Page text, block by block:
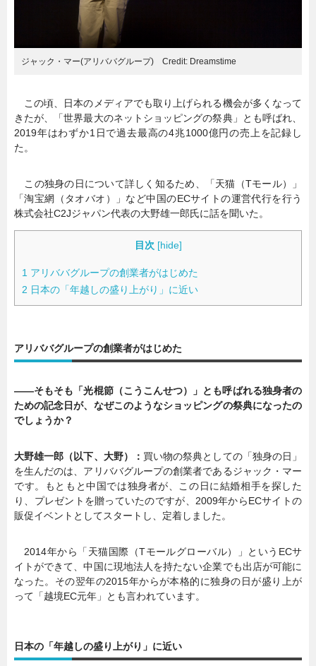
ジャック・マー(アリババグループ) Credit: Dreamstime
この頃、日本のメディアでも取り上げられる機会が多くなって
きたが、「世界最大のネットショッピングの祭典」とも呼ばれ、
2019年はわずか1日で過去最高の4兆1000億円の売上を記録し
た。
この独身の日について詳しく知るため、「天猫（Tモール）」
「淘宝網（タオバオ）」など中国のECサイトの運営代行を行う
株式会社C2Jジャパン代表の大野雄一郎氏に話を聞いた。
目次 [hide]
1 アリババグループの創業者がはじめた
2 日本の「年越しの盛り上がり」に近い
アリババグループの創業者がはじめた
――そもそも「光棍節（こうこんせつ）」とも呼ばれる独身者の
ための記念日が、なぜこのようなショッピングの祭典になったの
でしょうか？
大野雄一郎（以下、大野）： 買い物の祭典としての「独身の日」
を生んだのは、アリババグループの創業者であるジャック・マー
です。もともと中国では独身者が、この日に結婚相手を探した
り、プレゼントを贈っていたのですが、2009年からECサイトの
販促イベントとしてスタートし、定着しました。
2014年から「天猫国際（Tモールグローバル）」というECサ
イトができて、中国に現地法人を持たない企業でも出店が可能に
なった。その翌年の2015年からが本格的に独身の日が盛り上が
って「越境EC元年」とも言われています。
日本の「年越しの盛り上がり」に近い